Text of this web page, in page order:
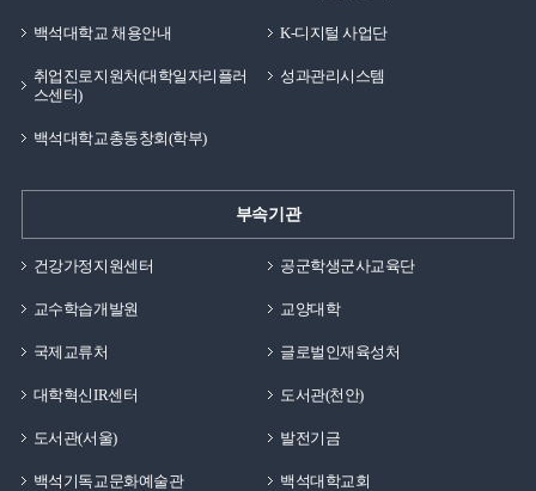
백석대학교 채용안내 K-디지털 사업단
취업진로지원처(대학일자리플러
스센터)
성과관리시스템
백석대학교총동창회(학부)
부속기관
건강가정지원센터 공군학생군사교육단
교수학습개발원 교양대학
국제교류처 글로벌인재육성처
대학혁신IR센터 도서관(천안)
도서관(서울) 발전기금
백석기독교문화예술관 백석대학교회